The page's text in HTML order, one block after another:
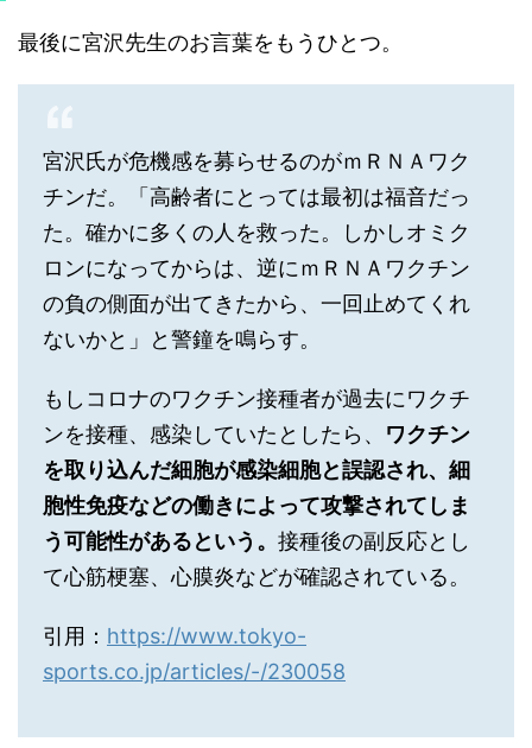
最後に宮沢先生のお言葉をもうひとつ。
宮沢氏が危機感を募らせるのがｍＲＮＡワク
チンだ。「高齢者にとっては最初は福音だっ
た。確かに多くの人を救った。しかしオミク
ロンになってからは、逆にｍＲＮＡワクチン
の負の側面が出てきたから、一回止めてくれ
ないかと」と警鐘を鳴らす。
もしコロナのワクチン接種者が過去にワクチ
ンを接種、感染していたとしたら、 ワクチン
を取り込んだ細胞が感染細胞と誤認され、細
胞性免疫などの働きによって攻撃されてしま
う可能性があるという。 接種後の副反応とし
て心筋梗塞、心膜炎などが確認されている。
引用： https://www.tokyo-
sports.co.jp/articles/-/230058